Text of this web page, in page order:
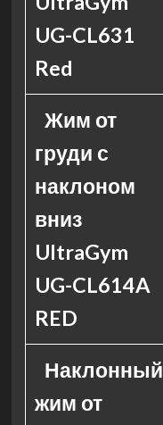
UG-CL631
Red
Жим от
груди с
наклоном
вниз
UltraGym
UG-CL614A
RED
Наклонный
жим от